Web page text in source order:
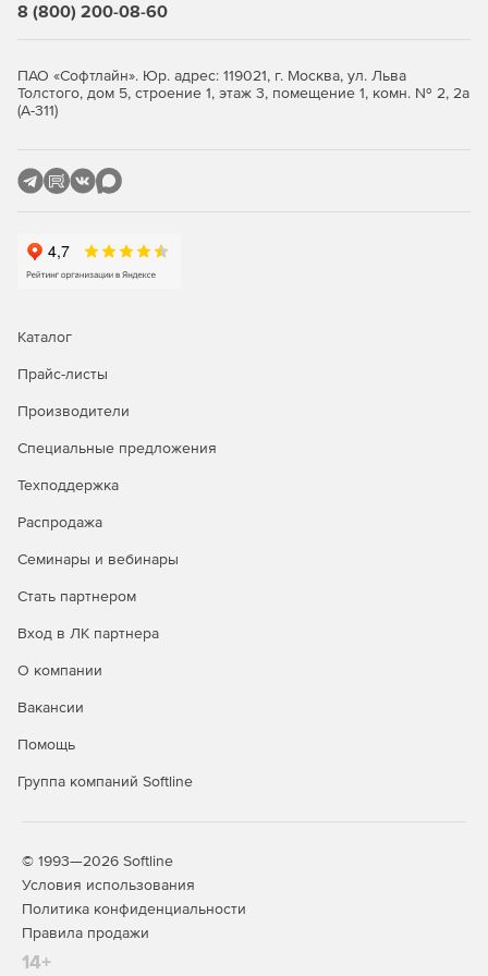
8 (800) 200-08-60
ПАО «Софтлайн». Юр. адрес: 119021, г. Москва, ул. Льва
Толстого, дом 5, строение 1, этаж 3, помещение 1, комн. № 2, 2а
(А-311)
Каталог
Прайс-листы
Производители
Специальные предложения
Техподдержка
Распродажа
Семинары и вебинары
Стать партнером
Вход в ЛК партнера
О компании
Вакансии
Помощь
Группа компаний Softline
© 1993—2026 Softline
Условия использования
Политика конфиденциальности
Правила продажи
14+